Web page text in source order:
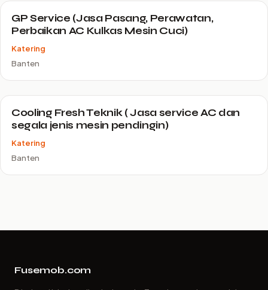
GP Service (Jasa Pasang, Perawatan,
Perbaikan AC Kulkas Mesin Cuci)
Katering
Banten
Cooling Fresh Teknik ( Jasa service AC dan
segala jenis mesin pendingin)
Katering
Banten
Fusemob.com